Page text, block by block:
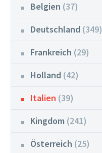
Belgien (37)
Deutschland (349)
Frankreich (29)
Holland (42)
Italien (39)
Kingdom (241)
Österreich (25)